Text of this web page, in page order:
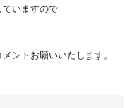
いますので
ントお願いいたします。